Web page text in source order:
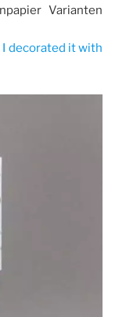
Varianten
I decorated it with